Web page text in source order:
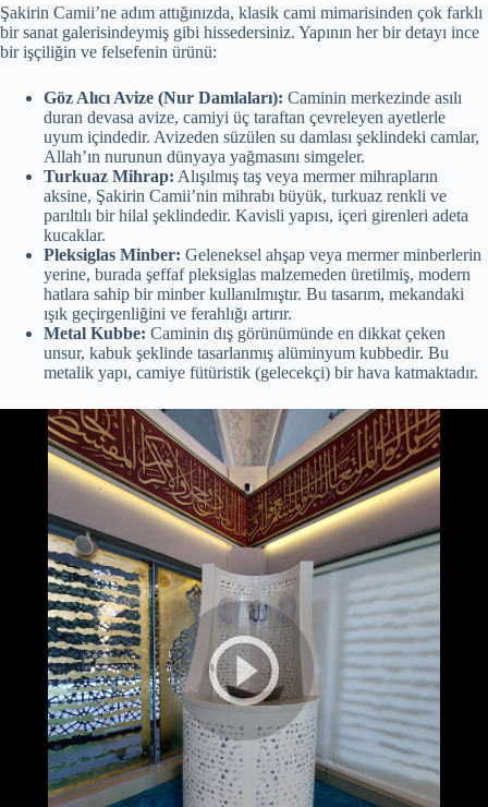
Şakirin Camii’ne adım attığınızda, klasik cami mimarisinden çok farklı
bir sanat galerisindeymiş gibi hissedersiniz. Yapının her bir detayı ince
bir işçiliğin ve felsefenin ürünü:
Göz Alıcı Avize (Nur Damlaları): Caminin merkezinde asılı
duran devasa avize, camiyi üç taraftan çevreleyen ayetlerle
uyum içindedir. Avizeden süzülen su damlası şeklindeki camlar,
Allah’ın nurunun dünyaya yağmasını simgeler.
Turkuaz Mihrap: Alışılmış taş veya mermer mihrapların
aksine, Şakirin Camii’nin mihrabı büyük, turkuaz renkli ve
parıltılı bir hilal şeklindedir. Kavisli yapısı, içeri girenleri adeta
kucaklar.
Pleksiglas Minber: Geleneksel ahşap veya mermer minberlerin
yerine, burada şeffaf pleksiglas malzemeden üretilmiş, modern
hatlara sahip bir minber kullanılmıştır. Bu tasarım, mekandaki
ışık geçirgenliğini ve ferahlığı artırır.
Metal Kubbe: Caminin dış görünümünde en dikkat çeken
unsur, kabuk şeklinde tasarlanmış alüminyum kubbedir. Bu
metalik yapı, camiye fütüristik (gelecekçi) bir hava katmaktadır.